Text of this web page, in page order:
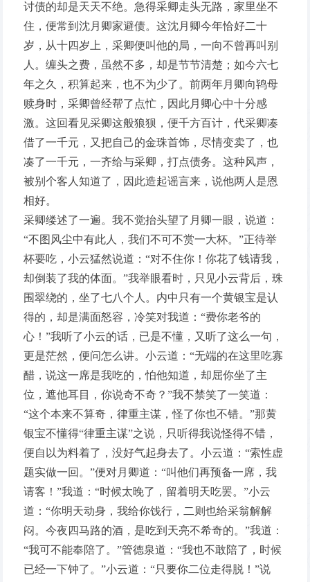
讨债的却是天天不绝。急得采卿走头无路，家里坐不
住，便常到沈月卿家避债。这沈月卿今年恰好二十
岁，从十四岁上，采卿便叫他的局，一向不曾再叫别
人。缠头之费，虽然不多，却是节节清楚；如今六七
年之久，积算起来，也不为少了。前两年月卿向鸨母
赎身时，采卿曾经帮了点忙，因此月卿心中十分感
激。这回看见采卿这般狼狈，便千方百计，代采卿凑
借了一千元，又把自己的金珠首饰，尽情变卖了，也
凑了一千元，一齐给与采卿，打点债务。这种风声，
被别个客人知道了，因此造起谣言来，说他两人是恩
相好。
采卿缕述了一遍。我不觉抬头望了月卿一眼，说道：
“不图风尘中有此人，我们不可不赏一大杯。”正待举
杯要吃，小云猛然说道：“对不住你！你花了钱请我，
却倒装了我的体面。”我举眼看时，只见小云背后，珠
围翠绕的，坐了七八个人。内中只有一个黄银宝是认
得的，却是满面怒容，冷笑对我道：“费你老爷的
心！”我听了小云的话，已是不懂，又听了这么一句，
更是茫然，便问怎么讲。小云道：“无端的在这里吃寡
醋，说这一席是我吃的，怕他知道，却屈你坐了主
位，遮他耳目，你说奇不奇？”我不禁笑了一笑道：
“这个本来不算奇，律重主谋，怪了你也不错。”那黄
银宝不懂得“律重主谋”之说，只听得我说怪得不错，
便自以为料着了，没好气起身去了。小云道：“索性虚
题实做一回。”便对月卿道：“叫他们再预备一席，我
请客！”我道：“时候太晚了，留着明天吃罢。”小云
道：“你明天动身，我给你饯行，二则也给采翁解解
闷。今夜四马路的酒，是吃到天亮不希奇的。”我道：
“我可不能奉陪了。”管德泉道：“我也不敢陪了，时候
已经一下钟了。”小云道：“只要你二位走得脱！”说